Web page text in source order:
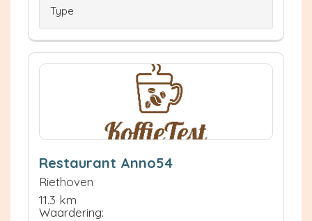
Type
Restaurant Anno54
Riethoven
11.3 km
Waardering: